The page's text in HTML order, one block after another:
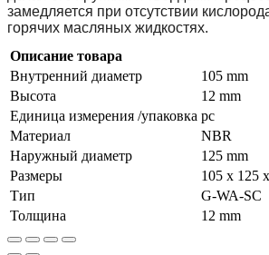
замедляется при отсутствии
горячих масляных жидкостях.
Описание товара
Внутренний диаметр
105 mm
Высота
12 mm
Единица измерения /упаковка pc
Материал
NBR
Наружный диаметр
125 mm
Размеры
105 x 125
Тип
G-WA-SC
Толщина
12 mm